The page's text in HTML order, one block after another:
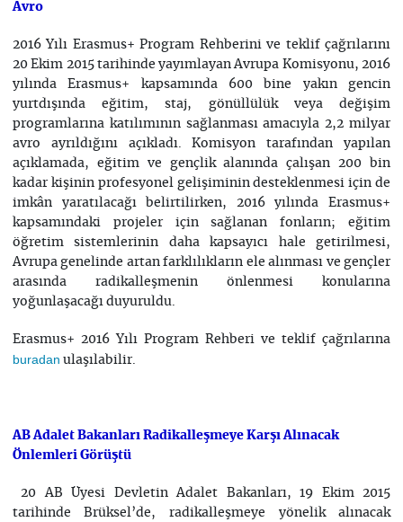
Avro
2016 Yılı Erasmus+ Program Rehberini ve teklif çağrılarını
20 Ekim 2015 tarihinde yayımlayan Avrupa Komisyonu, 2016
yılında Erasmus+ kapsamında 600 bine yakın gencin
yurtdışında eğitim, staj, gönüllülük veya değişim
programlarına katılımının sağlanması amacıyla 2,2 milyar
avro ayrıldığını açıkladı. Komisyon tarafından yapılan
açıklamada, eğitim ve gençlik alanında çalışan 200 bin
kadar kişinin profesyonel gelişiminin desteklenmesi için de
imkân yaratılacağı belirtilirken, 2016 yılında Erasmus+
kapsamındaki projeler için sağlanan fonların; eğitim
öğretim sistemlerinin daha kapsayıcı hale getirilmesi,
Avrupa genelinde artan farklılıkların ele alınması ve gençler
arasında radikalleşmenin önlenmesi konularına
yoğunlaşacağı duyuruldu.
Erasmus+ 2016 Yılı Program Rehberi ve teklif çağrılarına
buradan ulaşılabilir.
AB Adalet Bakanları Radikalleşmeye Karşı Alınacak
Önlemleri Görüştü
20 AB Üyesi Devletin Adalet Bakanları, 19 Ekim 2015
tarihinde Brüksel’de, radikalleşmeye yönelik alınacak